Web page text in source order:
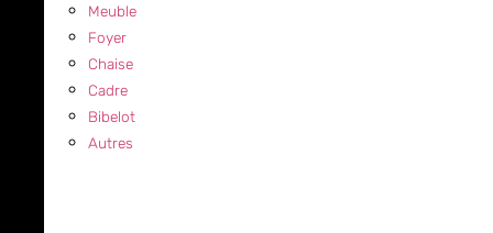
Meuble
Foyer
Chaise
Cadre
Bibelot
Autres